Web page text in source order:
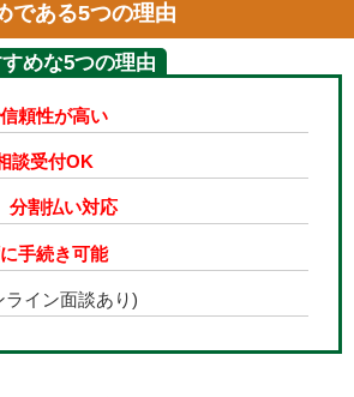
である5つの理由
めな5つの理由
頼性が高い
談受付OK
分割払い対応
手続き可能
ライン面談あり)